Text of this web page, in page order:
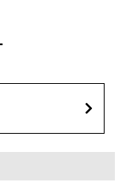
た、稀に貧血、細菌感
結、瘢痕化、色素沈
)